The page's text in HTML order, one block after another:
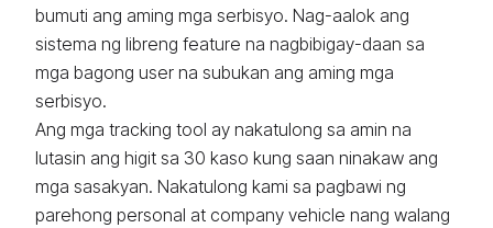
bumuti ang aming mga serbisyo. Nag-aalok ang
sistema ng libreng feature na nagbibigay-daan sa
mga bagong user na subukan ang aming mga
serbisyo.
Ang mga tracking tool ay nakatulong sa amin na
lutasin ang higit sa 30 kaso kung saan ninakaw ang
mga sasakyan. Nakatulong kami sa pagbawi ng
parehong personal at company vehicle nang walang